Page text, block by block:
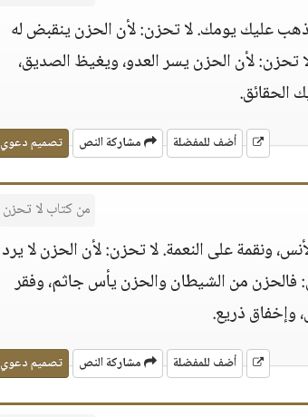
عليك يومك.لا تحزن:لأن الحزن ينقبض له
تحزن:لأن الحزن يسر العدو، ويغيظ الصديق،
الحقائق.
أضف للمفضلة مشاركة النص تصميم دعوي
من كتاب لا تحزن
ونقمة على النعمة.لا تحزن:لأن الحزن لا يرد
فالحزن من الشيطان والحزن يأس جاثم، وفقر
وإخفاق ذريع.
أضف للمفضلة مشاركة النص تصميم دعوي